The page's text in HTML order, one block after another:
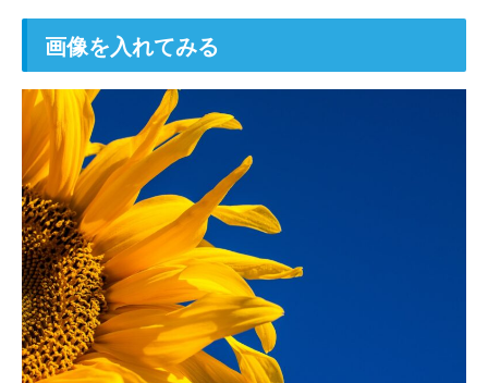
画像を入れてみる